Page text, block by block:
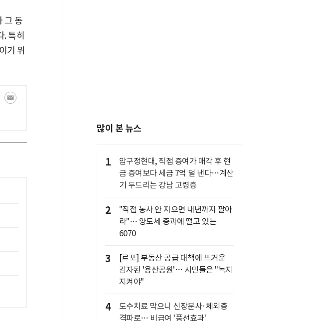
그 동
. 특히
기 위
많이 본 뉴스
1
압구정현대, 직접 증여가 매각 후 현
금 증여보다 세금 7억 덜 낸다…계산
기 두드리는 강남 고령층
2
"직접 농사 안 지으면 내년까지 팔아
라"… 양도세 중과에 떨고 있는
6070
3
[르포] 부동산 공급 대책에 뜨거운
감자된 '용산공원'… 시민들은 "녹지
지켜야"
4
도수치료 막으니 신장분사·체외충
격파로… 비급여 '풍선효과'